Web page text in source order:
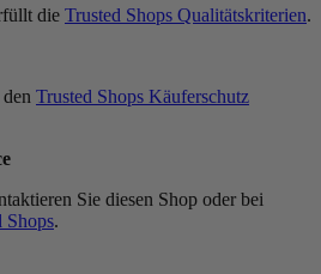
die Trusted Shops Qualitätskriterien.
Trusted Shops Käuferschutz
Sie diesen Shop oder bei
Shops.